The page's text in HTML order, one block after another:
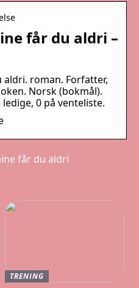
får du aldri –
roman. Forfatter,
Norsk (bokmål).
0 på venteliste.
får du aldri
TRENING